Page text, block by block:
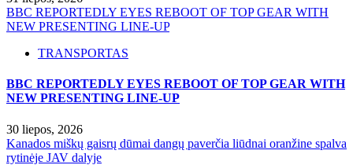
BBC REPORTEDLY EYES REBOOT OF TOP GEAR WITH
NEW PRESENTING LINE-UP
TRANSPORTAS
BBC REPORTEDLY EYES REBOOT OF TOP GEAR WITH
NEW PRESENTING LINE-UP
30 liepos, 2026
Kanados miškų gaisrų dūmai dangų paverčia liūdnai oranžine spalva
rytinėje JAV dalyje